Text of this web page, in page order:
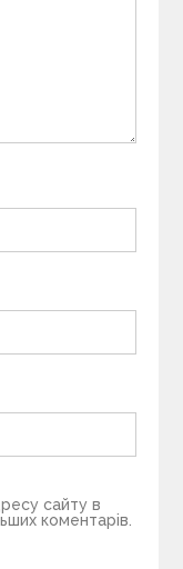
сайту в
коментарів.